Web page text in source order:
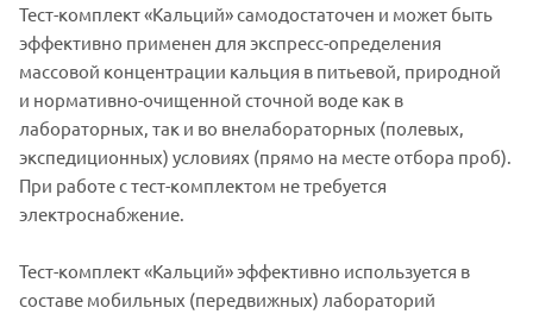
Тест-комплект «Кальций» самодостаточен и может быть
эффективно применен для экспресс-определения
массовой концентрации кальция в питьевой, природной
и нормативно-очищенной сточной воде как в
лабораторных, так и во внелабораторных (полевых,
экспедиционных) условиях (прямо на месте отбора проб).
При работе с тест-комплектом не требуется
электроснабжение.
Тест-комплект «Кальций» эффективно используется в
составе мобильных (передвижных) лабораторий